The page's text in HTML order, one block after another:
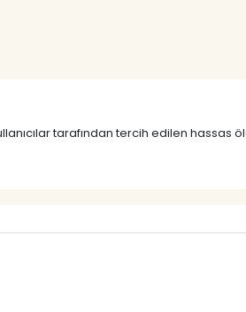
tarafından tercih edilen hassas